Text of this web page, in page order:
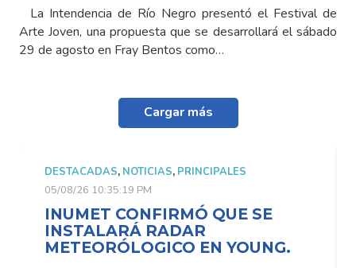
La Intendencia de Río Negro presentó el Festival de
Arte Joven, una propuesta que se desarrollará el sábado
29 de agosto en Fray Bentos como…
Cargar más
NOTICIAS,PRINCIPALES
PM
CONFIRMÓ QUE SE
RADAR
EN YOUNG.
INUMET